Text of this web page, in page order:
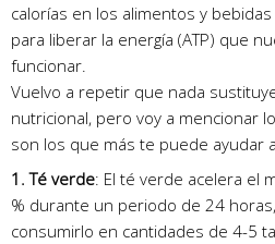
calorías en los alimentos y
para liberar la energía (ATP) que
funcionar.
Vuelvo a repetir que nada
nutricional, pero voy a mencionar
son los que más te puede ayudar
1. Té verde: El té verde acelera el
% durante un periodo de 24
consumirlo en cantidades de 4-5